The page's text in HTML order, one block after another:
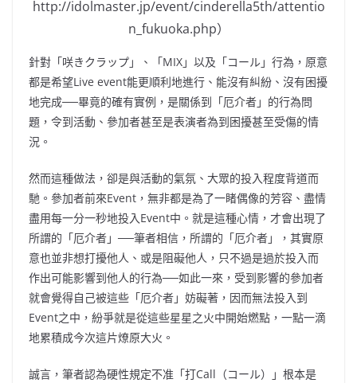
http://idolmaster.jp/event/cinderella5th/attentio
n_fukuoka.php）
針對「咲きクラップ」、「MIX」以及「コール」行為，原意
都是希望Live event能更順利地進行、能沒有糾紛、沒有困擾
地完成──畢竟的確有實例，是關係到「厄介者」的行為問
題，令到活動、參加者甚至是表演者為到困擾甚至受傷的情
況。
然而這種做法，卻是與活動的氣氛、大眾的投入程度背道而
馳。參加者前來Event，無非都是為了一睹偶像的芳容、盡情
盡用每一分一秒地投入Event中。就是這種心情，才會出現了
所謂的「厄介者」──筆者相信，所謂的「厄介者」，其實原
意也並非想打擾他人、或是阻礙他人，只不過是過於投入而
作出可能影響到他人的行為──如此一來，受到影響的參加者
就會覺得自己被這些「厄介者」妨礙著，因而無法投入到
Event之中，紛爭就是從這些星星之火中開始燃點，一點一滴
地累積成今次這片燎原大火。
誠言，筆者認為硬性規定不准「打Call（コール）」根本是